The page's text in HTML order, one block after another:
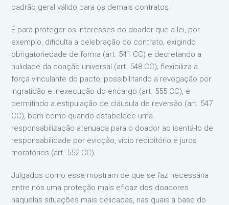
padrão geral válido para os demais contratos.
É para proteger os interesses do doador que a lei, por
exemplo, dificulta a celebração do contrato, exigindo
obrigatoriedade de forma (art. 541 CC) e decretando a
nulidade da doação universal (art. 548 CC); flexibiliza a
força vinculante do pacto, possibilitando a revogação por
ingratidão e inexecução do encargo (art. 555 CC), e
permitindo a estipulação de cláusula de reversão (art. 547
CC), bem como quando estabelece uma
responsabilização atenuada para o doador ao isentá-lo de
responsabilidade por evicção, vício redibitório e juros
moratórios (art. 552 CC).
Julgados como esse mostram de que se faz necessária
entre nós uma proteção mais eficaz dos doadores
naquelas situações mais delicadas, nas quais a base do